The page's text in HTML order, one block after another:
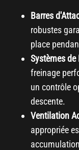
Barres
robustes
place
Systèmes de
freinage
un contrôle
descente.
Ventilation
appropriée